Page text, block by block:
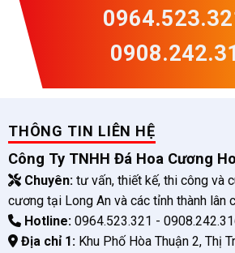
THÔNG TIN LIÊN HỆ
Công Ty TNHH Đá Hoa Cương
Chuyên:tư vấn, thiết kế, thi công và
cương tại Long An và các tỉnh thành lân
Hotline:0964.523.321 -
Địa chỉ 1:Khu Phố Hòa Thuận 2, Thị